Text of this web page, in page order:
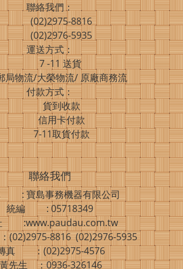
聯絡我們：
(02)2975-8816
(02)2976-5935
運送方式：
7 -11 送貨
局物流/大榮物流/ 原廠商務流
付款方式：
貨到收款
信用卡付款
7-11取貨付款
聯絡我們
: 寶島事務機器有限公司
統編 : 05718349
:www.paudau.com.tw
8816 (02)2976-5935
真 ：(02)2975-4576
黃先生 ：0936-326146